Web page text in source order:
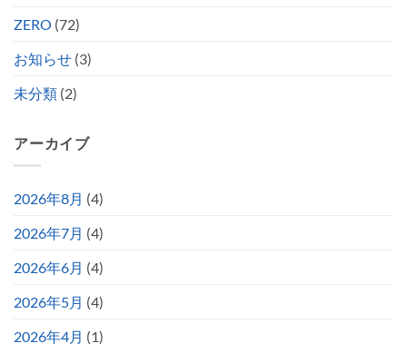
ZERO (72)
お知らせ (3)
未分類 (2)
アーカイブ
2026年8月 (4)
2026年7月 (4)
2026年6月 (4)
2026年5月 (4)
2026年4月 (1)